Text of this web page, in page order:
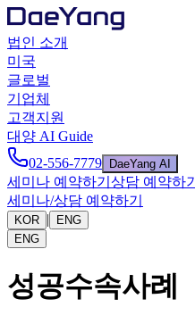
법인 소개
미국
글로벌
기업체
고객지원
대양 AI Guide
02-556-7779
DaeYang AI
세미나 예약하기 상담 예약하기
세미나/상담 예약하기
KOR |
ENG
ENG
성공수속사례